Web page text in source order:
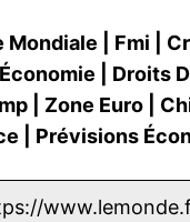
Mondiale Fmi
Économie Droits
Zone Euro
Prévisions